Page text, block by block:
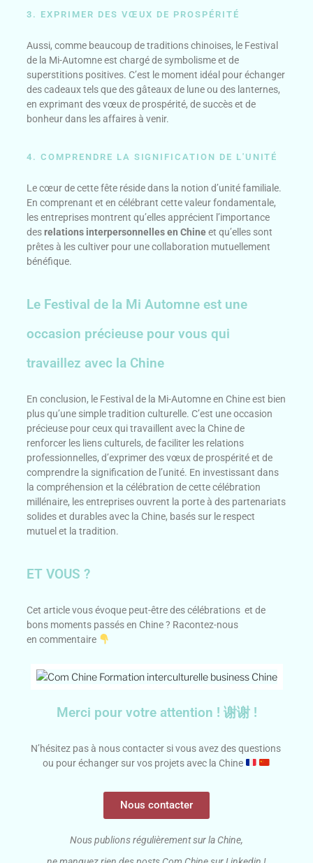
3. EXPRIMER DES VŒUX DE PROSPÉRITÉ
Aussi, comme beaucoup de traditions chinoises, le Festival
de la Mi-Automne est chargé de symbolisme et de
superstitions positives. C’est le moment idéal pour échanger
des cadeaux tels que des gâteaux de lune ou des lanternes,
en exprimant des vœux de prospérité, de succès et de
bonheur dans les affaires à venir.
4. COMPRENDRE LA SIGNIFICATION DE L'UNITÉ
Le cœur de cette fête réside dans la notion d’unité familiale.
En comprenant et en célébrant cette valeur fondamentale,
les entreprises montrent qu’elles apprécient l’importance
desrelations interpersonnelles en Chineet qu’elles sont
prêtes à les cultiver pour une collaboration mutuellement
bénéfique.
Le Festival de la Mi Automne est une
occasion précieuse pour vous qui
travaillez avec la Chine
En conclusion, le Festival de la Mi-Automne en Chine est bien
plus qu’une simple tradition culturelle. C’est une occasion
précieuse pour ceux qui travaillent avec la Chine de
renforcer les liens culturels, de faciliter les relations
professionnelles, d’exprimer des vœux de prospérité et de
comprendre la signification de l’unité. En investissant dans
la compréhension et la célébration de cette célébration
millénaire, les entreprises ouvrent la porte à des partenariats
solides et durables avec la Chine, basés sur le respect
mutuel et la tradition.
ET VOUS ?
Cet article vous évoque peut-être des célébrations et de
bons moments passés en Chine ? Racontez-nous
en commentaire
Merci pour votre attention ! 谢谢 !
N’hésitez pas à nous contacter si vous avez des questions
ou pour échanger sur vos projets avec la Chine
Nous contacter
Nous publions régulièrement sur la Chine,